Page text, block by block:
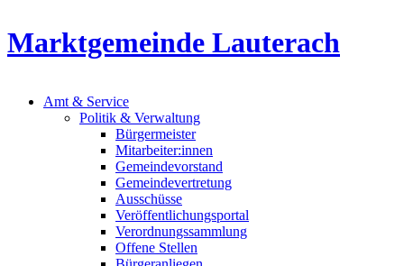
Marktgemeinde Lauterach
Amt & Service
Politik & Verwaltung
Bürgermeister
Mitarbeiter:innen
Gemeindevorstand
Gemeindevertretung
Ausschüsse
Veröffentlichungsportal
Verordnungssammlung
Offene Stellen